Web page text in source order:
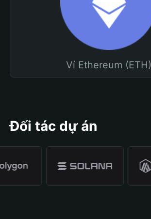
Ví Ethereum (ETH)
Đối tác dự án